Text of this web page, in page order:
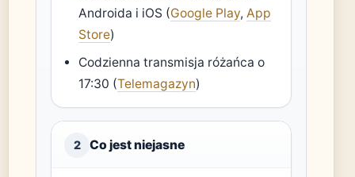
Androida i iOS (Google Play,App
Store)
Codzienna transmisja różańca o
17:30 (Telemagazyn)
2 Co jest niejasne